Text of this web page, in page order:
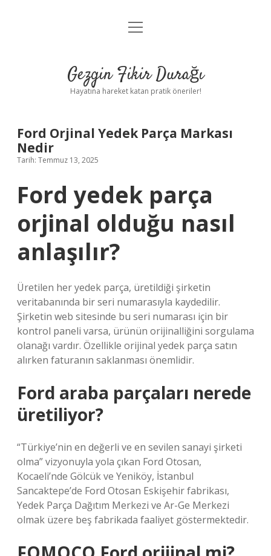
Anasayfa
Yasal Uyarı
menüyü
Gezgin Fikir Durağı
Hayatına hareket katan pratik öneriler!
Ford Orjinal Yedek Parça Markası
Nedir
Tarih: Temmuz 13, 2025
Ford yedek parça
orjinal olduğu nasıl
anlaşılır?
Üretilen her yedek parça, üretildiği şirketin
veritabanında bir seri numarasıyla kaydedilir.
Şirketin web sitesinde bu seri numarası için bir
kontrol paneli varsa, ürünün orijinalliğini sorgulama
olanağı vardır. Özellikle orijinal yedek parça satın
alırken faturanın saklanması önemlidir.
Ford araba parçaları nerede
üretiliyor?
“Türkiye’nin en değerli ve en sevilen sanayi şirketi
olma” vizyonuyla yola çıkan Ford Otosan,
Kocaeli’nde Gölcük ve Yeniköy, İstanbul
Sancaktepe’de Ford Otosan Eskişehir fabrikası,
Yedek Parça Dağıtım Merkezi ve Ar-Ge Merkezi
olmak üzere beş fabrikada faaliyet göstermektedir.